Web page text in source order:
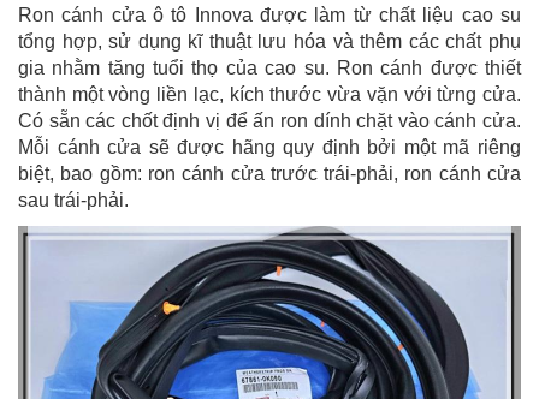
Ron cánh cửa ô tô Innova được làm từ chất liệu cao su
tổng hợp, sử dụng kĩ thuật lưu hóa và thêm các chất phụ
gia nhằm tăng tuổi thọ của cao su. Ron cánh được thiết
thành một vòng liền lạc, kích thước vừa vặn với từng cửa.
Có sẵn các chốt định vị để ấn ron dính chặt vào cánh cửa.
Mỗi cánh cửa sẽ được hãng quy định bởi một mã riêng
biệt, bao gồm: ron cánh cửa trước trái-phải, ron cánh cửa
sau trái-phải.